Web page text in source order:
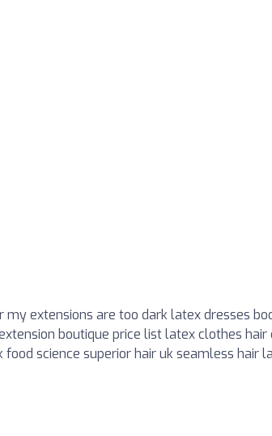
my extensions are too dark latex dresses
boutique price list latex clothes
science superior hair uk seamless hair